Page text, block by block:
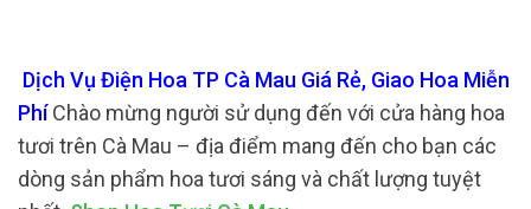
Dịch Vụ Điện Hoa TP Cà Mau Giá Rẻ, Giao Hoa Miễn
PhíChào mừng người sử dụng đến với cửa hàng hoa
tươi trên Cà Mau – địa điểm mang đến cho bạn các
dòng sản phẩm hoa tươi sáng và chất lượng tuyệt